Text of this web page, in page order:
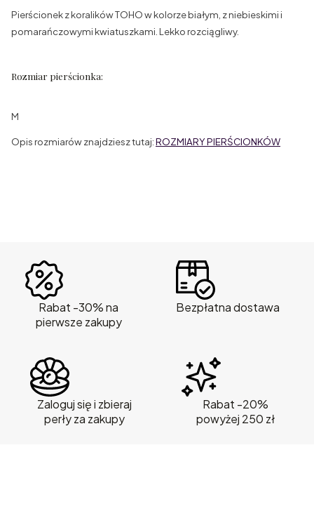
Pierścionek z koralików TOHO w kolorze białym, z niebieskimi i
pomarańczowymi kwiatuszkami. Lekko rozciągliwy.
Rozmiar pierścionka:
M
Opis rozmiarów znajdziesz tutaj:ROZMIARY PIERŚCIONKÓW
Rabat -30% na
pierwsze zakupy
Bezpłatna dostawa
Zaloguj się i zbieraj
perły za zakupy
Rabat -20%
powyżej 250 zł